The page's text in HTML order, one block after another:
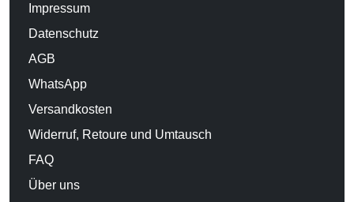
Impressum
Datenschutz
AGB
WhatsApp
Versandkosten
Widerruf, Retoure und Umtausch
FAQ
Über uns